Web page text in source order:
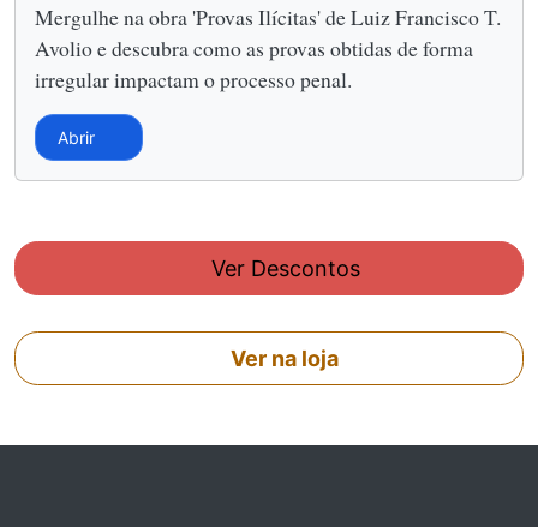
Mergulhe na obra 'Provas Ilícitas' de Luiz Francisco T.
Avolio e descubra como as provas obtidas de forma
irregular impactam o processo penal.
Abrir
Ver Descontos
Ver na loja